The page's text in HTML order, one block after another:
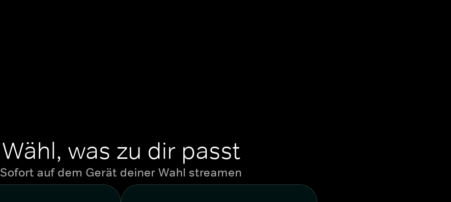
Wähl, was zu dir passt
Sofort auf dem Gerät deiner Wahl streamen